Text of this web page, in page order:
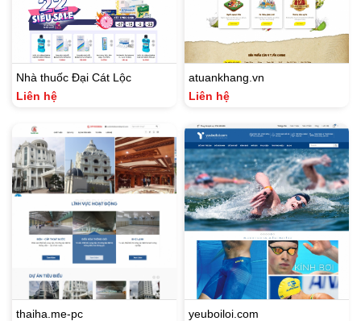
Nhà thuốc Đại Cát Lộc
Liên hệ
atuankhang.vn
Liên hệ
thaiha.me-pc
yeuboiloi.com